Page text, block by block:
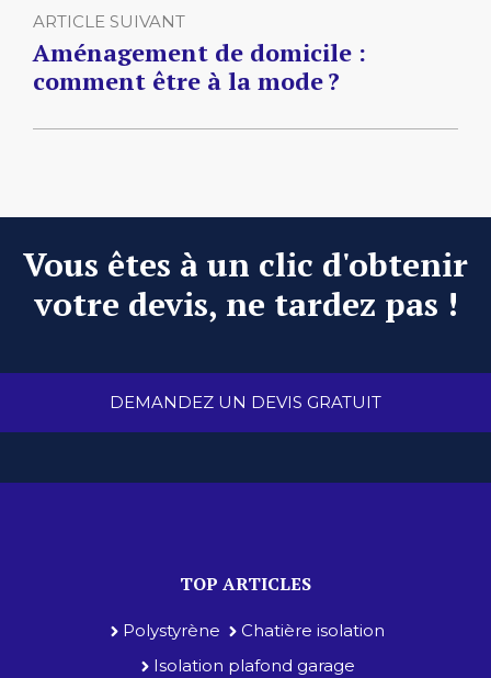
ARTICLE SUIVANT
Aménagement de domicile :
comment être à la mode ?
Vous êtes à un clic d'obtenir
votre devis, ne tardez pas !
DEMANDEZ UN DEVIS GRATUIT
TOP ARTICLES
Polystyrène
Chatière isolation
Isolation plafond garage